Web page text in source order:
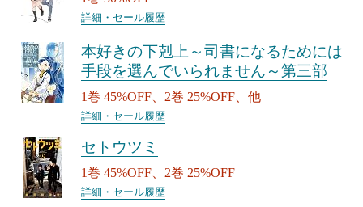
詳細・セール履歴
本好きの下剋上～司書になるためには
手段を選んでいられません～第三部
1巻 45%OFF、2巻 25%OFF、他
詳細・セール履歴
セトウツミ
1巻 45%OFF、2巻 25%OFF
詳細・セール履歴